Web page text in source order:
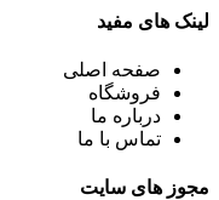
لینک های مفید
صفحه اصلی
فروشگاه
درباره ما
تماس با ما
مجوز های سایت